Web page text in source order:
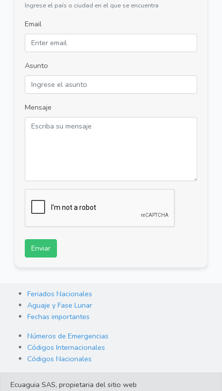
Ingrese el país o ciudad en el que se encuentra
Email
Asunto
Mensaje
Enviar
Feriados Nacionales
Aguaje y Fase Lunar
Fechas importantes
Números de Emergencias
Códigos Internacionales
Códigos Nacionales
Ecuaguia SAS, propietaria del sitio web